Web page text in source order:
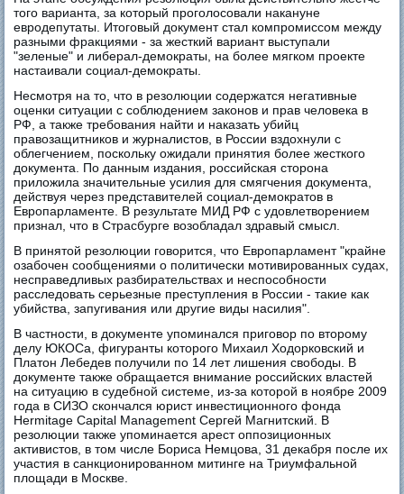
того варианта, за который проголосовали накануне
евродепутаты. Итоговый документ стал компромиссом между
разными фракциями - за жесткий вариант выступали
"зеленые" и либерал-демократы, на более мягком проекте
настаивали социал-демократы.
Несмотря на то, что в резолюции содержатся негативные
оценки ситуации с соблюдением законов и прав человека в
РФ, а также требования найти и наказать убийц
правозащитников и журналистов, в России вздохнули с
облегчением, поскольку ожидали принятия более жесткого
документа. По данным издания, российская сторона
приложила значительные усилия для смягчения документа,
действуя через представителей социал-демократов в
Европарламенте. В результате МИД РФ с удовлетворением
признал, что в Страсбурге возобладал здравый смысл.
В принятой резолюции говорится, что Европарламент "крайне
озабочен сообщениями о политически мотивированных судах,
несправедливых разбирательствах и неспособности
расследовать серьезные преступления в России - такие как
убийства, запугивания или другие виды насилия".
В частности, в документе упоминался приговор по второму
делу ЮКОСа, фигуранты которого Михаил Ходорковский и
Платон Лебедев получили по 14 лет лишения свободы. В
документе также обращается внимание российских властей
на ситуацию в судебной системе, из-за которой в ноябре 2009
года в СИЗО скончался юрист инвестиционного фонда
Hermitage Capital Management Сергей Магнитский. В
резолюции также упоминается арест оппозиционных
активистов, в том числе Бориса Немцова, 31 декабря после их
участия в санкционированном митинге на Триумфальной
площади в Москве.